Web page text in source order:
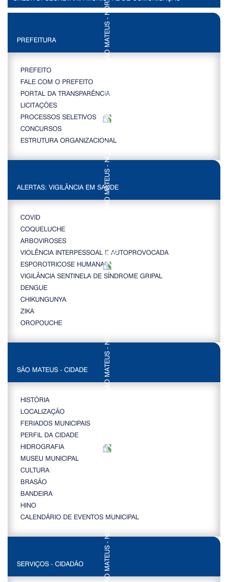
PREFEITURA
PREFEITO
FALE COM O PREFEITO
PORTAL DA TRANSPARÊNCIA
LICITAÇÕES
PROCESSOS SELETIVOS
CONCURSOS
ESTRUTURA ORGANIZACIONAL
ALERTAS: VIGILÂNCIA EM SAÚDE
COVID
COQUELUCHE
ARBOVIROSES
VIOLÊNCIA INTERPESSOAL E AUTOPROVOCADA
ESPOROTRICOSE HUMANA
VIGILÂNCIA SENTINELA DE SÍNDROME GRIPAL
DENGUE
CHIKUNGUNYA
ZIKA
OROPOUCHE
SÃO MATEUS - CIDADE
HISTÓRIA
LOCALIZAÇÃO
FERIADOS MUNICIPAIS
PERFIL DA CIDADE
HIDROGRAFIA
MUSEU MUNICIPAL
CULTURA
BRASÃO
BANDEIRA
HINO
CALENDÁRIO DE EVENTOS MUNICIPAL
SERVIÇOS - CIDADÃO